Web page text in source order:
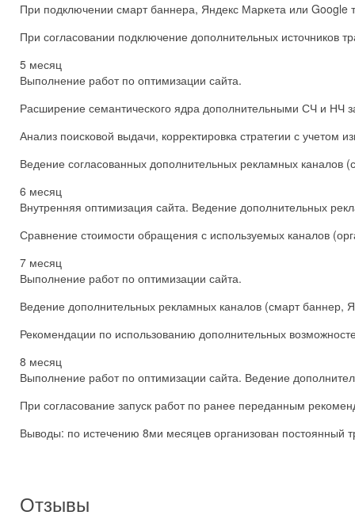
При подключении смарт баннера, Яндекс Маркета или Google
При согласовании подключение дополнительных источников
5 месяц
Выполнение работ по оптимизации сайта.
Расширение семантического ядра дополнительными СЧ и НЧ
Анализ поисковой выдачи, корректировка стратегии с учетом
Ведение согласованных дополнительных рекламных каналов
6 месяц
Внутренняя оптимизация сайта. Ведение дополнительных
Сравнение стоимости обращения с используемых каналов
7 месяц
Выполнение работ по оптимизации сайта.
Ведение дополнительных рекламных каналов (смарт баннер,
Рекомендации по использованию дополнительных
8 месяц
Выполнение работ по оптимизации сайта. Ведение
При согласование запуск работ по ранее переданным
Выводы: по истечению 8ми месяцев организован постоянный
Отзывы